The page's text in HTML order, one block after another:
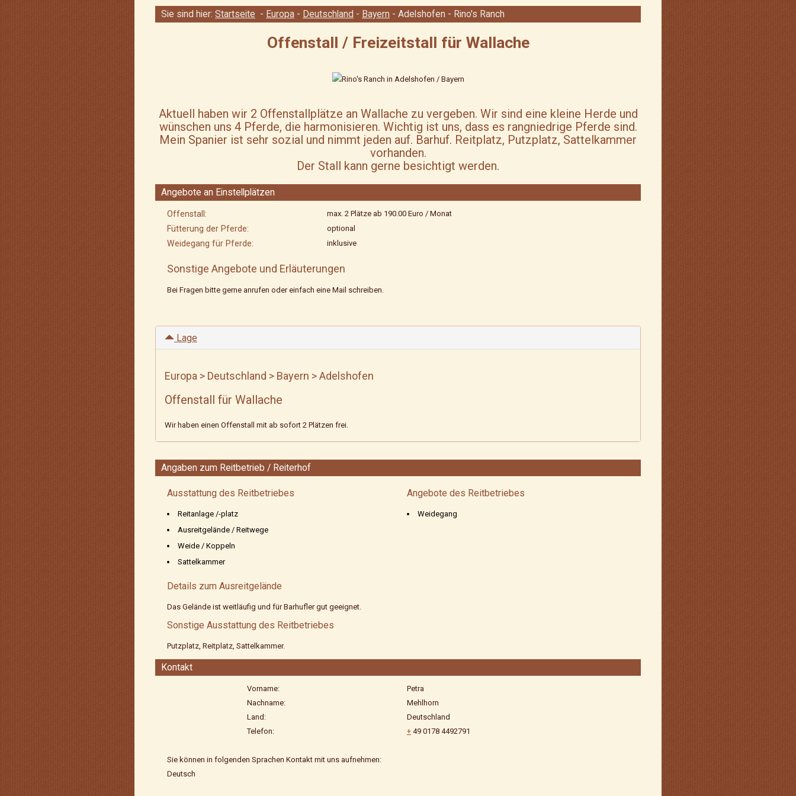
Sie sind hier: Startseite - Europa - Deutschland - Bayern - Adelshofen - Rino's Ranch
Offenstall / Freizeitstall für Wallache
Aktuell haben wir 2 Offenstallplätze an Wallache zu vergeben. Wir sind eine kleine Herde und
wünschen uns 4 Pferde, die harmonisieren. Wichtig ist uns, dass es rangniedrige Pferde sind.
Mein Spanier ist sehr sozial und nimmt jeden auf. Barhuf. Reitplatz, Putzplatz, Sattelkammer
vorhanden.
Der Stall kann gerne besichtigt werden.
Angebote an Einstellplätzen
Offenstall: max. 2 Plätze ab 190.00 Euro / Monat
Fütterung der Pferde: optional
Weidegang für Pferde: inklusive
Sonstige Angebote und Erläuterungen
Bei Fragen bitte gerne anrufen oder einfach eine Mail schreiben.
Lage
Europa > Deutschland > Bayern > Adelshofen
Offenstall für Wallache
Wir haben einen Offenstall mit ab sofort 2 Plätzen frei.
Angaben zum Reitbetrieb / Reiterhof
Ausstattung des Reitbetriebes
Reitanlage /-platz
Ausreitgelände / Reitwege
Weide / Koppeln
Sattelkammer
Angebote des Reitbetriebes
Weidegang
Details zum Ausreitgelände
Das Gelände ist weitläufig und für Barhufler gut geeignet.
Sonstige Ausstattung des Reitbetriebes
Putzplatz, Reitplatz, Sattelkammer.
Kontakt
Vorname:
Petra
Nachname:
Mehlhorn
Land:
Deutschland
Telefon:
+49 0178 4492791
Sie können in folgenden Sprachen Kontakt mit uns aufnehmen:
Deutsch